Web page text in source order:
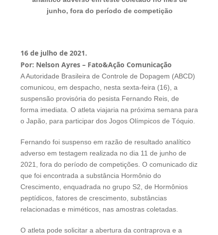
junho, fora do período de competição
16 de julho de 2021.
Por: Nelson Ayres – Fato&Ação Comunicação
A Autoridade Brasileira de Controle de Dopagem (ABCD)
comunicou, em despacho, nesta sexta-feira (16), a
suspensão provisória do pesista Fernando Reis, de
forma imediata. O atleta viajaria na próxima semana para
o Japão, para participar dos Jogos Olímpicos de Tóquio.
Fernando foi suspenso em razão de resultado analítico
adverso em testagem realizada no dia 11 de junho de
2021, fora do período de competições. O comunicado diz
que foi encontrada a substância Hormônio do
Crescimento, enquadrada no grupo S2, de Hormônios
peptídicos, fatores de crescimento, substâncias
relacionadas e miméticos, nas amostras coletadas.
O atleta pode solicitar a abertura da contraprova e a